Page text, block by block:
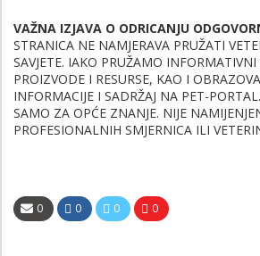
VAŽNA IZJAVA O ODRICANJU
STRANICA NE NAMJERAVA PRUŽATI
SAVJETE. IAKO PRUŽAMO INFORMATIVNI
PROIZVODE I RESURSE, KAO I
INFORMACIJE I SADRŽAJ NA PET-
SAMO ZA OPĆE ZNANJE. NIJE
PROFESIONALNIH SMJERNICA ILI
0 0 0 0